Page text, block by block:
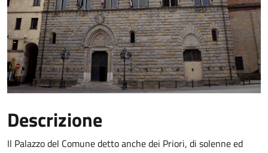
Descrizione
Il Palazzo del Comune detto anche dei Priori, di solenne ed